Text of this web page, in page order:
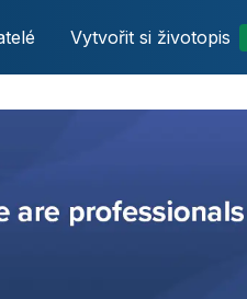
Vytvořit si životopis